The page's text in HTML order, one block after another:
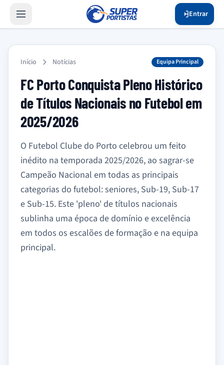
Entrar
Início Notícias Equipa Principal
FC Porto Conquista Pleno Histórico
de Títulos Nacionais no Futebol em
2025/2026
O Futebol Clube do Porto celebrou um feito
inédito na temporada 2025/2026, ao sagrar-se
Campeão Nacional em todas as principais
categorias do futebol: seniores, Sub-19, Sub-17
e Sub-15. Este 'pleno' de títulos nacionais
sublinha uma época de domínio e excelência
em todos os escalões de formação e na equipa
principal.